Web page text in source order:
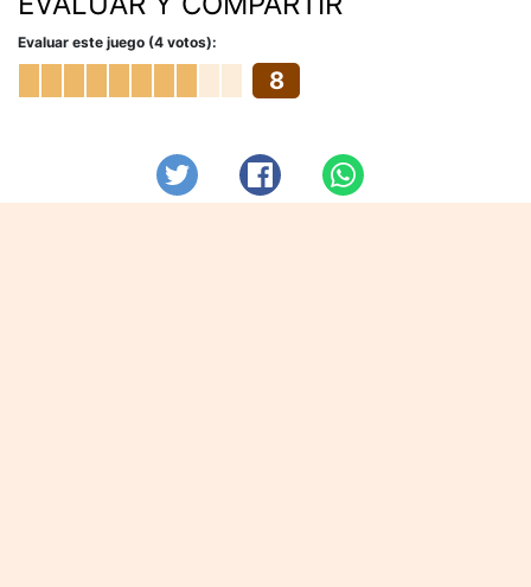
Evaluar este juego (4 votos):
8